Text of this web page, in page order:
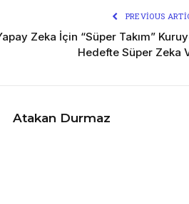
PREVIOUS
Zeka İçin “Süper Takım”
Hedefte Süper Zeka
Atakan Durmaz